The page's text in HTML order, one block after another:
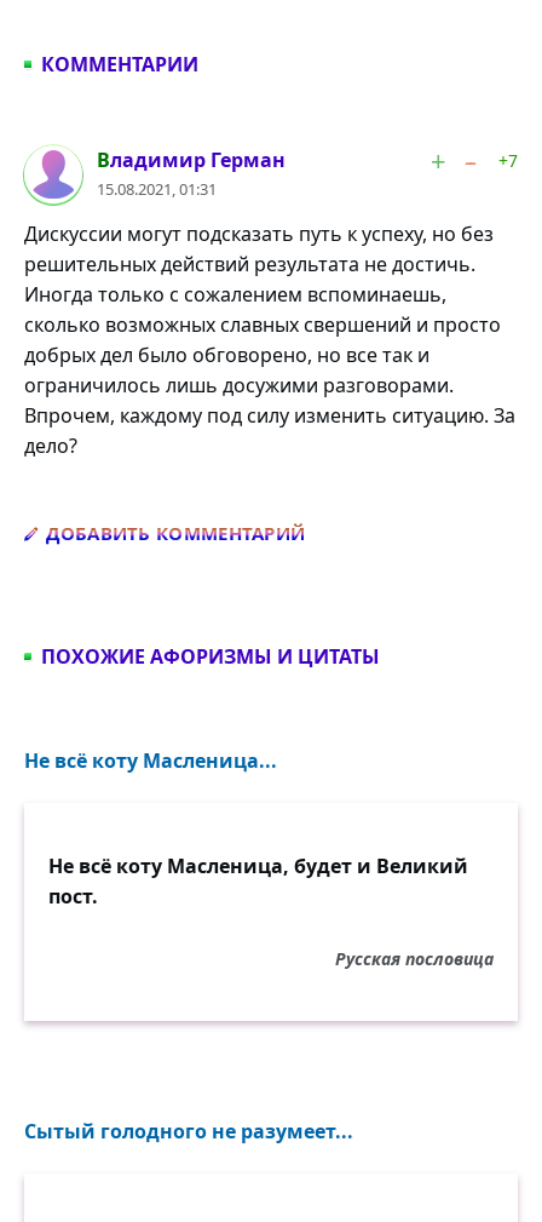
КОММЕНТАРИИ
#1Владимир Герман
15.08.2021, 01:31
+7
Дискуссии могут подсказать путь к успеху, но без
решительных действий результата не достичь.
Иногда только с сожалением вспоминаешь,
сколько возможных славных свершений и просто
добрых дел было обговорено, но все так и
ограничилось лишь досужими разговорами.
Впрочем, каждому под силу изменить ситуацию. За
дело?
ДОБАВИТЬ КОММЕНТАРИЙ
ПОХОЖИЕ АФОРИЗМЫ И ЦИТАТЫ
Не всё коту Масленица...
Не всё коту Масленица, будет и Великий
пост.
Русская пословица
Сытый голодного не разумеет...